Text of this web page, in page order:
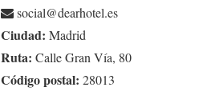
se.letohraed@laicos
Ciudad: Madrid
Ruta: Calle Gran Vía, 80
Código postal: 28013